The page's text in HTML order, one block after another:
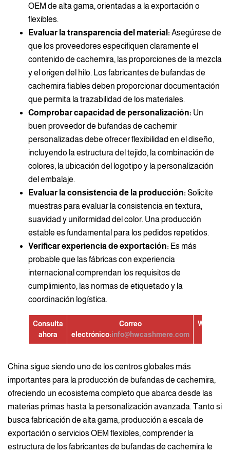
OEM de alta gama, orientadas a la exportación o
flexibles.
Evaluar la transparencia del material: Asegúrese de
que los proveedores especifiquen claramente el
contenido de cachemira, las proporciones de la mezcla
y el origen del hilo. Los fabricantes de bufandas de
cachemira fiables deben proporcionar documentación
que permita la trazabilidad de los materiales.
Comprobar capacidad de personalización: Un
buen proveedor de bufandas de cachemir
personalizadas debe ofrecer flexibilidad en el diseño,
incluyendo la estructura del tejido, la combinación de
colores, la ubicación del logotipo y la personalización
del embalaje.
Evaluar la consistencia de la producción: Solicite
muestras para evaluar la consistencia en textura,
suavidad y uniformidad del color. Una producción
estable es fundamental para los pedidos repetidos.
Verificar experiencia de exportación: Es más
probable que las fábricas con experiencia
internacional comprendan los requisitos de
cumplimiento, las normas de etiquetado y la
coordinación logística.
Consulta
ahora
Correo
electrónico:info@hwcashmere.com
China sigue siendo uno de los centros globales más
importantes para la producción de bufandas de cachemira,
ofreciendo un ecosistema completo que abarca desde las
materias primas hasta la personalización avanzada. Tanto si
busca fabricación de alta gama, producción a escala de
exportación o servicios OEM flexibles, comprender la
estructura de los fabricantes de bufandas de cachemira le